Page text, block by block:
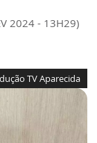
2024 - 13H29)
TV Aparecida